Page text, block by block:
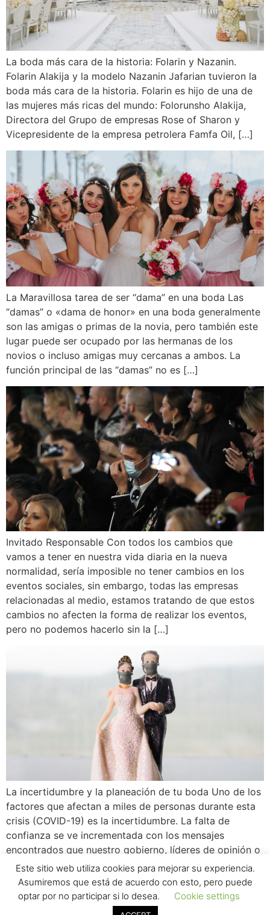
La boda más cara de la historia: Folarin y Nazanin.
Folarin Alakija y la modelo Nazanin Jafarian tuvieron la
boda más cara de la historia. Folarin es hijo de una de
las mujeres más ricas del mundo: Folorunsho Alakija,
Directora del Grupo de empresas Rose of Sharon y
Vicepresidente de la empresa petrolera Famfa Oil, […]
La Maravillosa tarea de ser “dama” en una boda Las
“damas” o «dama de honor» en una boda generalmente
son las amigas o primas de la novia, pero también este
lugar puede ser ocupado por las hermanas de los
novios o incluso amigas muy cercanas a ambos. La
función principal de las “damas” no es […]
Invitado Responsable Con todos los cambios que
vamos a tener en nuestra vida diaria en la nueva
normalidad, sería imposible no tener cambios en los
eventos sociales, sin embargo, todas las empresas
relacionadas al medio, estamos tratando de que estos
cambios no afecten la forma de realizar los eventos,
pero no podemos hacerlo sin la […]
La incertidumbre y la planeación de tu boda Uno de los
factores que afectan a miles de personas durante esta
crisis (COVID-19) es la incertidumbre. La falta de
confianza se ve incrementada con los mensajes
encontrados que nuestro gobierno, líderes de opinión o
la misma OMS envían a la población. El resultado de
recibir este […]
Este sitio web utiliza cookies para mejorar su experiencia.
Asumiremos que está de acuerdo con esto, pero puede
optar por no participar si lo desea.
Cookie settings
¿Necesitas ayuda?